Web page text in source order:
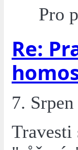
Pro
Re:
7.
Travesti